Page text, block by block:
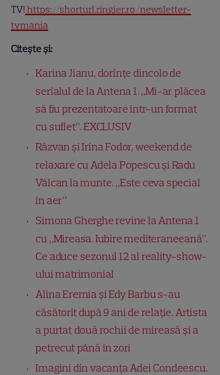
TV! https://shorturl.ringier.ro/newsletter-
tvmania
Citește și:
Karina Jianu, dorințe dincolo de
serialul de la Antena 1. „Mi-ar plăcea
să fiu prezentatoare într-un format
cu suflet”. EXCLUSIV
Răzvan și Irina Fodor, weekend de
relaxare cu Adela Popescu și Radu
Vâlcan la munte. „Este ceva special
în aer”
Simona Gherghe revine la Antena 1
cu „Mireasa. Iubire mediteraneeană”.
Ce aduce sezonul 12 al reality-show-
ului matrimonial
Alina Eremia și Edy Barbu s-au
căsătorit după 9 ani de relație. Artista
a purtat două rochii de mireasă și a
petrecut până în zori
Imagini din vacanța Adei Condeescu.